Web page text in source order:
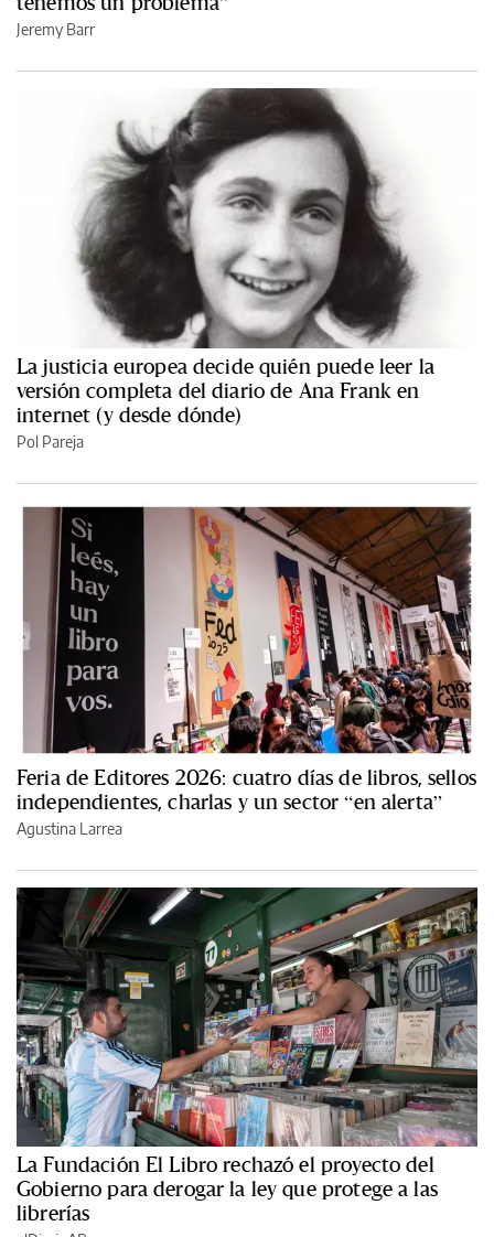
Jeremy Barr
La justicia europea decide quién puede leer la
versión completa del diario de Ana Frank en
internet (y desde dónde)
Pol Pareja
Feria de Editores 2026: cuatro días de libros, sellos
independientes, charlas y un sector “en alerta”
Agustina Larrea
La Fundación El Libro rechazó el proyecto del
Gobierno para derogar la ley que protege a las
librerías